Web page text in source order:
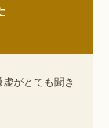
がとても聞き